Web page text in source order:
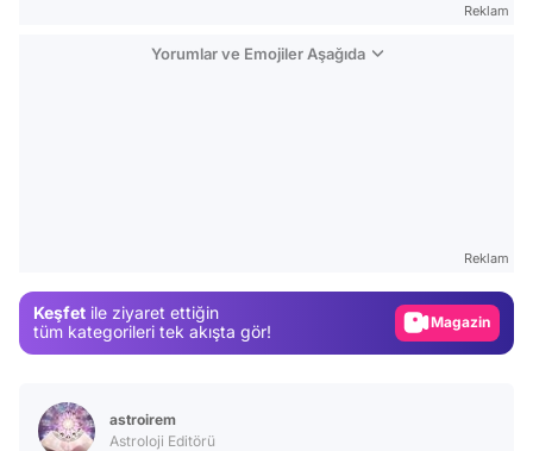
Reklam
Yorumlar ve Emojiler Aşağıda
Reklam
Keşfet ile ziyaret ettiğin
tüm kategorileri tek akışta gör!
Magazin
astroirem
Astroloji Editörü